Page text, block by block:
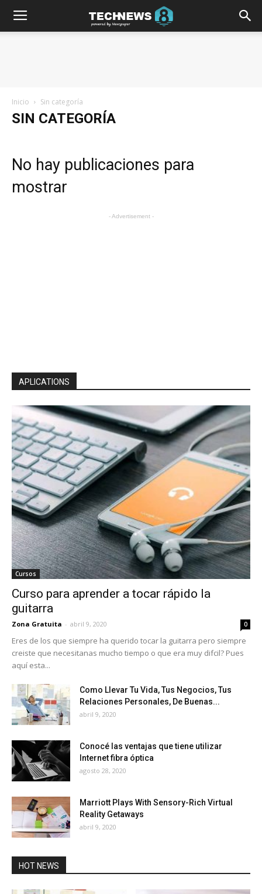
Inicio Sin categoría
SIN CATEGORÍA
No hay publicaciones para
mostrar
- Advertisement -
APLICATIONS
Cursos
Curso para aprender a tocar rápido la
guitarra
Zona Gratuita - abril 9, 2020 0
Eres de los que siempre ha querido tocar la guitarra pero siempre
creiste que necesitanas mucho tiempo o que era muy difcil? Pues
aquí esta...
Como Llevar Tu Vida, Tus Negocios, Tus
Relaciones Personales, De Buenas...
abril 9, 2020
Conocé las ventajas que tiene utilizar
Internet fibra óptica
agosto 28, 2020
Marriott Plays With Sensory-Rich Virtual
Reality Getaways
abril 9, 2020
HOT NEWS